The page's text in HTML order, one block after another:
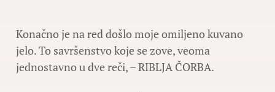
Konačno je na red došlo moje omiljeno kuvano
jelo. To savršenstvo koje se zove, veoma
jednostavno u dve reči, – RIBLJA ČORBA.